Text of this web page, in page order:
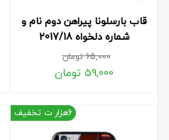
قاب بارسلونا پیراهن دوم نام و
شماره دلخواه 2017/18
65,000تومان
59,000 تومان
6هزار ت تخفیف